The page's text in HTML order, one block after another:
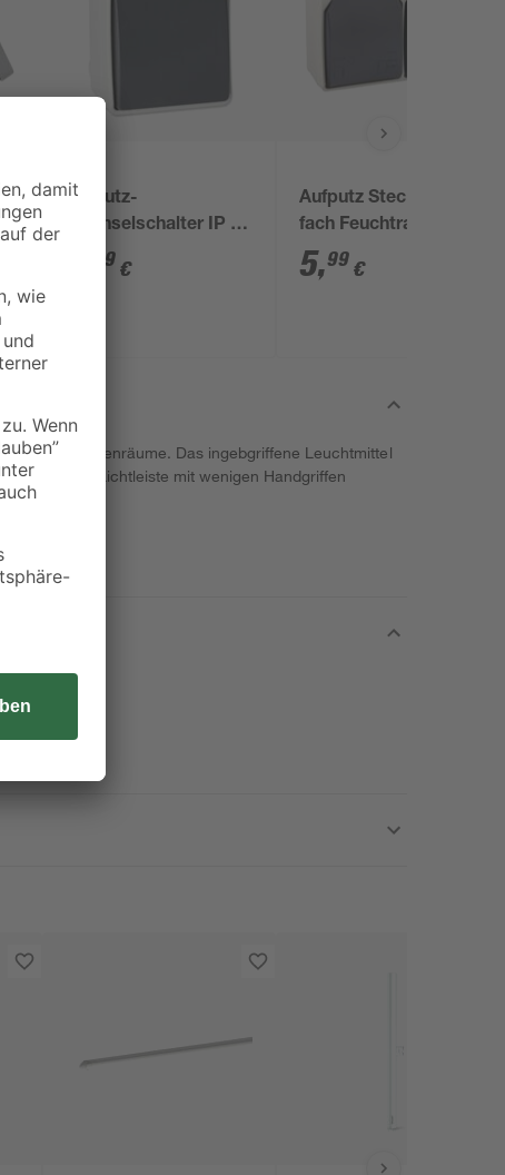
Aufputz-
Wechselschalter IP 54
grau 6,5 x 9,3 cm
49 €
Aufputz Steckdose 2-
fach Feuchtraum IP44
5,99 €
deine Innenräume. Das ingebgriffene Leuchtmittel
kannst die Lichtleiste mit wenigen Handgriffen